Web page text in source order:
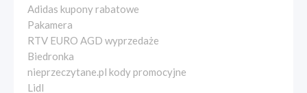
Adidas kupony rabatowe
Pakamera
RTV EURO AGD wyprzedaże
Biedronka
nieprzeczytane.pl kody promocyjne
Lidl